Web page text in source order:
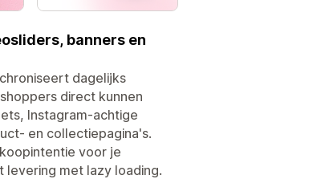
banners en
dagelijks
direct kunnen
Instagram-achtige
en collectiepagina's.
voor je
met lazy loading.